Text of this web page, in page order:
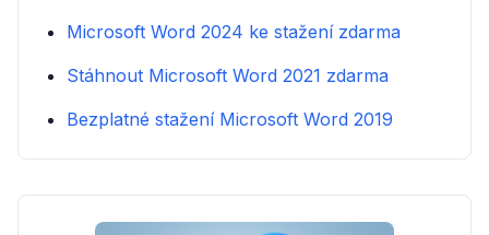
Microsoft Word 2024 ke stažení zdarma
Stáhnout Microsoft Word 2021 zdarma
Bezplatné stažení Microsoft Word 2019